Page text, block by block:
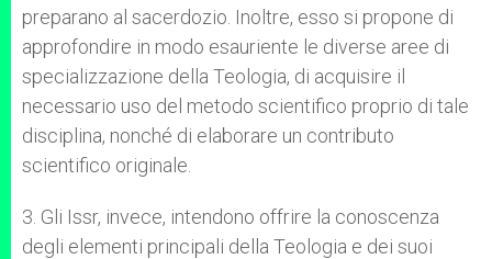
preparano al sacerdozio. Inoltre, esso si propone di
approfondire in modo esauriente le diverse aree di
specializzazione della Teologia, di acquisire il
necessario uso del metodo scientifico proprio di tale
disciplina, nonché di elaborare un contributo
scientifico originale.
3. Gli Issr, invece, intendono offrire la conoscenza
degli elementi principali della Teologia e dei suoi